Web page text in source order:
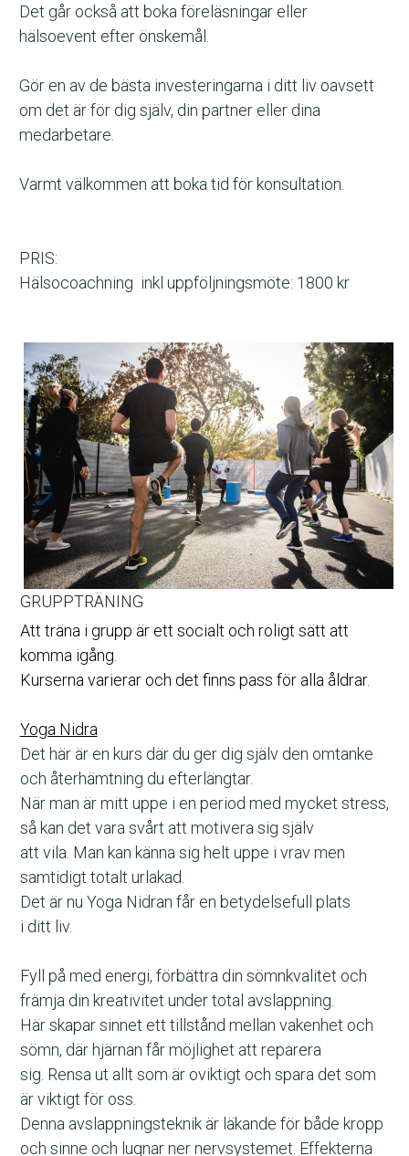
Det går också att boka föreläsningar eller
hälsoevent efter önskemål.
Gör en av de bästa investeringarna i ditt liv oavsett
om det är för dig själv, din partner eller dina
medarbetare.
Varmt välkommen att boka tid för konsultation.
PRIS:
Hälsocoachning  inkl uppföljningsmöte: 1800 kr
GRUPPTRÄNING
Att träna i grupp är ett socialt och roligt sätt att
komma igång.
Kurserna varierar och det finns pass för alla åldrar.
Yoga Nidra
Det här är en kurs där du ger dig själv den omtanke
och återhämtning du efterlängtar.
När man är mitt uppe i en period med mycket stress,
så kan det vara svårt att motivera sig själv
att vila. Man kan känna sig helt uppe i vrav men
samtidigt totalt urlakad.
Det är nu Yoga Nidran får en betydelsefull plats
i ditt liv.
Fyll på med energi, förbättra din sömnkvalitet och
främja din kreativitet under total avslappning.
Här skapar sinnet ett tillstånd mellan vakenhet och
sömn, där hjärnan får möjlighet att reparera
sig. Rensa ut allt som är oviktigt och spara det som
är viktigt för oss.
Denna avslappningsteknik är läkande för både kropp
och sinne och lugnar ner nervsystemet. Effekterna